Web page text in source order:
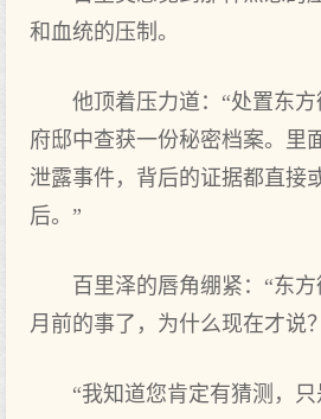
和血统的压制。
他顶着压力道：“处置东
府邸中查获一份秘密档案。里
泄露事件，背后的证据都直接
后。”
百里泽的唇角绷紧：“东
月前的事了，为什么现在才说
“我知道您肯定有猜测，